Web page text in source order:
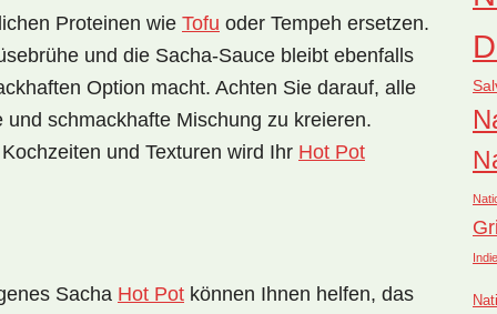
Proteinen wie Tofu oder Tempeh ersetzen.
und die Sacha-Sauce bleibt ebenfalls
Option macht. Achten Sie darauf, alle
schmackhafte Mischung zu kreieren.
und Texturen wird Ihr Hot Pot
Sacha Hot Pot können Ihnen helfen, das